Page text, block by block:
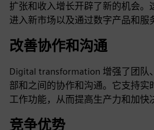
扩张和收入增长开辟了新的机会。
进入新市场以及通过数字产品和服
改善协作和沟通
Digital transformation 增强了团队
部和之间的协作和沟通。它支持实
工作功能，从而提高生产力和加快
竞争优势